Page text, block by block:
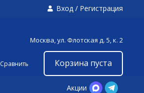
Вход / Регистрация
Москва, ул. Флотская д. 5, к. 2
Сравнить Корзина пуста
Акции